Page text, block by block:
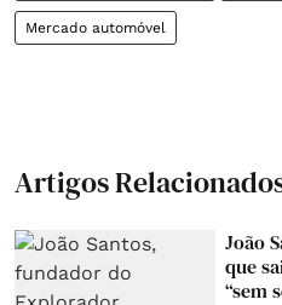
Mercado automóvel
Artigos
João
que
“sem